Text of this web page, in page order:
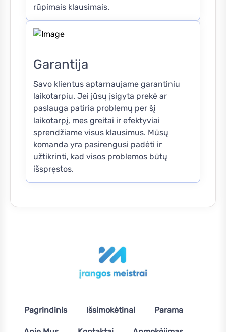
rūpimais klausimais.
Garantija
Savo klientus aptarnaujame garantiniu
laikotarpiu. Jei jūsų įsigyta prekė ar
paslauga patiria problemų per šį
laikotarpį, mes greitai ir efektyviai
sprendžiame visus klausimus. Mūsų
komanda yra pasirengusi padėti ir
užtikrinti, kad visos problemos būtų
išspręstos.
Pagrindinis Išsimokėtinai Parama